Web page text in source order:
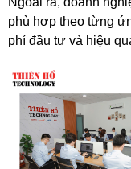
phù hợp theo từng
phí đầu tư và hiệu